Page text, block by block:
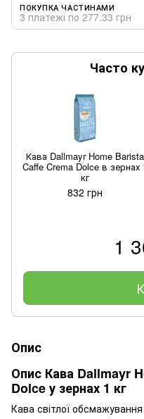
ПОКУПКА ЧАСТИНАМИ
3 платежі по 277.33 грн
Часто
Кава Dallmayr Home Barista
Caffe Crema Dolce в зернах
кг
832 грн
1
Опис
Опис Кава Dallmayr
Dolce у зернах 1 кг
Кава світлої